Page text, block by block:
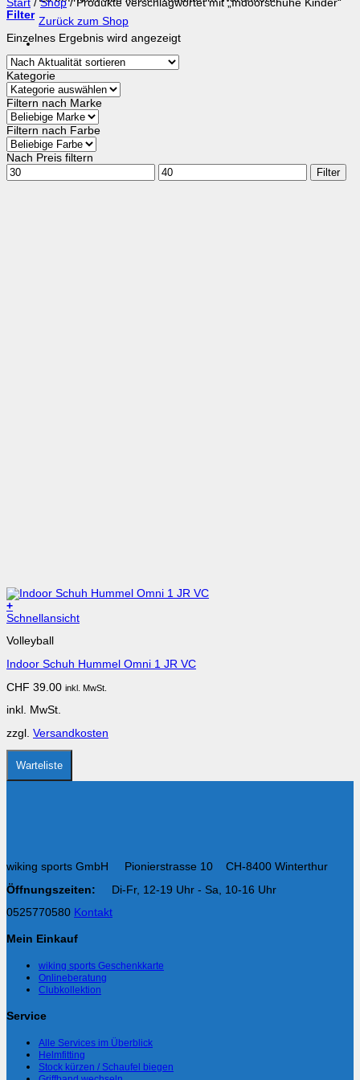
Zurück zum Shop
Start / Shop /Produkte verschlagwortet mit „Indoorschuhe Kinder“
Filter
Einzelnes Ergebnis wird angezeigt
Kategorie
Filtern nach Marke
Filtern nach Farbe
Nach Preis filtern
Min.
Preis
Max.
Preis
Filter
+
Dieses
weist
Varianten
Die
können
der
Produktseite
gewählt
Schnellansicht
Volleyball
Indoor Schuh Hummel Omni 1 JR VC
CHF 39.00 inkl. MwSt.
inkl. MwSt.
zzgl. Versandkosten
Warteliste
wiking sports GmbH Pionierstrasse 10 CH-8400 Winterthur
Öffnungszeiten: Di-Fr, 12-19 Uhr - Sa, 10-16 Uhr
0525770580 Kontakt
Mein Einkauf
wiking sports Geschenkkarte
Onlineberatung
Clubkollektion
Service
Alle Services im Überblick
Helmfitting
Stock kürzen / Schaufel biegen